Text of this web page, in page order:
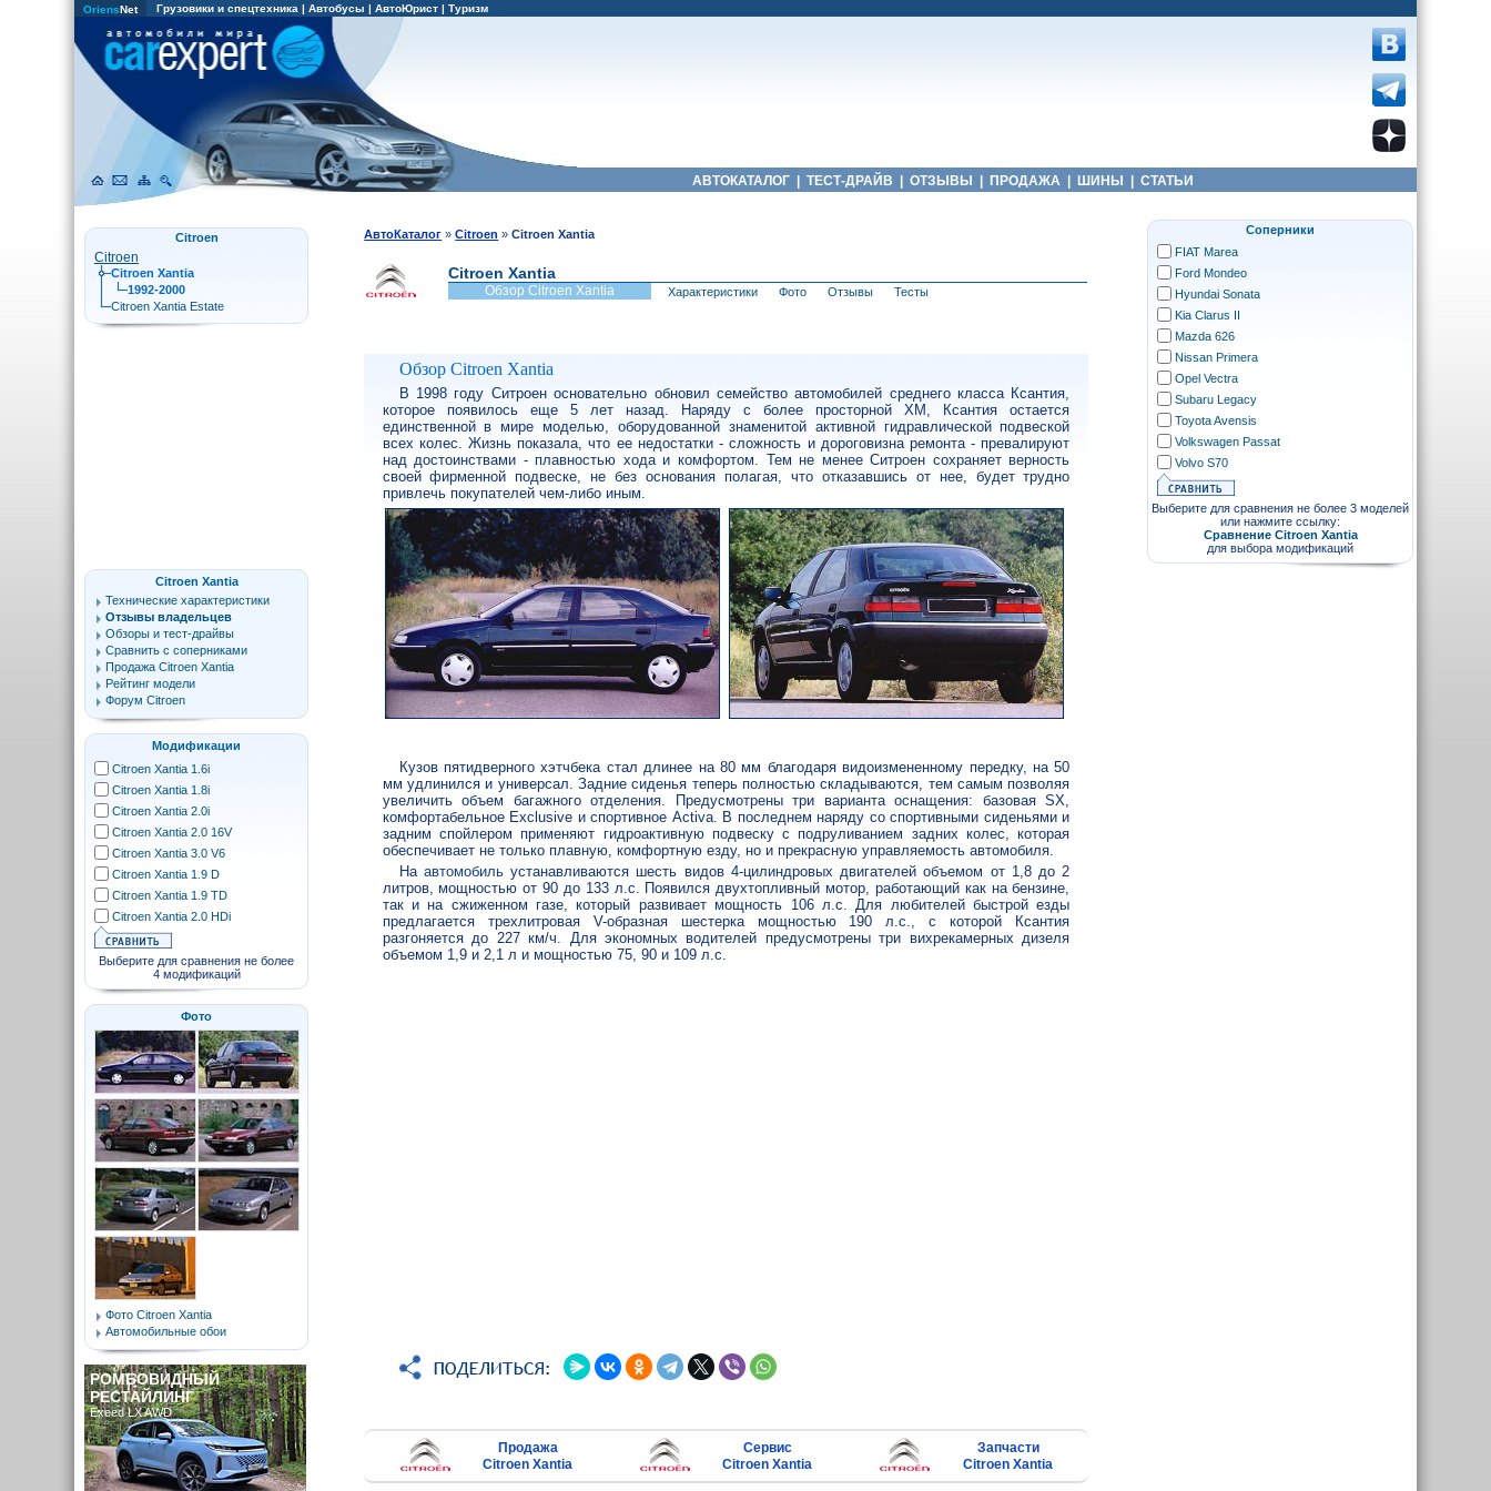
OriensNet Грузовики и спецтехника | Автобусы | АвтоЮрист | Туризм
АВТОКАТАЛОГ ТЕСТ-ДРАЙВ ОТЗЫВЫ ПРОДАЖА ШИНЫ СТАТЬИ
АвтоКаталог »Citroen »Citroen Xantia
Citroen Xantia
Обзор Citroen Xantia Характеристики Фото Отзывы Тесты
Обзор Citroen Xantia
В 1998 году Ситроен основательно обновил семейство автомобилей среднего класса Ксантия,
которое появилось еще 5 лет назад. Наряду с более просторной XM, Ксантия остается
единственной в мире моделью, оборудованной знаменитой активной гидравлической подвеской
всех колес. Жизнь показала, что ее недостатки - сложность и дороговизна ремонта - превалируют
над достоинствами - плавностью хода и комфортом. Тем не менее Ситроен сохраняет верность
своей фирменной подвеске, не без основания полагая, что отказавшись от нее, будет трудно
привлечь покупателей чем-либо иным.
Кузов пятидверного хэтчбека стал длинее на 80 мм благодаря видоизмененному передку, на 50
мм удлинился и универсал. Задние сиденья теперь полностью складываются, тем самым позволяя
увеличить объем багажного отделения. Предусмотрены три варианта оснащения: базовая SX,
комфортабельное Exclusive и спортивное Activa. В последнем наряду со спортивными сиденьями и
задним спойлером применяют гидроактивную подвеску с подруливанием задних колес, которая
обеспечивает не только плавную, комфортную езду, но и прекрасную управляемость автомобиля.
На автомобильустанавливаются шесть видов 4-цилиндровых двигателей объемом от 1,8 до 2
литров, мощностью от 90 до 133 л.с. Появился двухтопливный мотор, работающий как на бензине,
так и на сжиженном газе, который развивает мощность 106 л.с. Для любителей быстрой езды
предлагается трехлитровая V-образная шестерка мощностью 190 л.с., с которой Ксантия
разгоняется до 227 км/ч. Для экономных водителей предусмотрены три вихрекамерных дизеля
объемом 1,9 и 2,1 л и мощностью 75, 90 и 109 л.с.
Продажа
Citroen Xantia
Сервис
Citroen Xantia
Запчасти
Citroen Xantia
Citroen
Citroen
Citroen Xantia
1992-2000
Citroen Xantia Estate
Citroen Xantia
Технические характеристики
Отзывы владельцев
Обзоры и тест-драйвы
Сравнить с соперниками
Продажа Citroen Xantia
Рейтинг модели
Форум Citroen
Модификации
Citroen Xantia 1.6i
Citroen Xantia 1.8i
Citroen Xantia 2.0i
Citroen Xantia 2.0 16V
Citroen Xantia 3.0 V6
Citroen Xantia 1.9 D
Citroen Xantia 1.9 TD
Citroen Xantia 2.0 HDi
Выберите для сравнения не более
4 модификаций
Фото
Фото Citroen Xantia
Автомобильные обои
РОМБОВИДНЫЙ
РЕСТАЙЛИНГ
Exeed LX AWD
Соперники
FIAT Marea
Ford Mondeo
Hyundai Sonata
Kia Clarus II
Mazda 626
Nissan Primera
Opel Vectra
Subaru Legacy
Toyota Avensis
Volkswagen Passat
Volvo S70
Выберите для сравнения не более 3 моделей
или нажмите ссылку:
Сравнение Citroen Xantia
для выбора модификаций